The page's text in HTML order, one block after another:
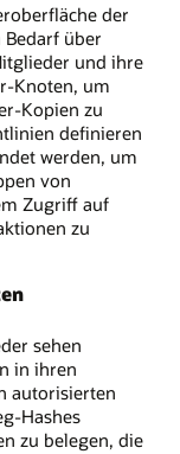
der
über
und ihre
Knoten, um
Kopien zu
definieren
werden, um
von
Zugriff auf
zu
sehen
in ihren
autorisierten
Hashes
zu belegen, die